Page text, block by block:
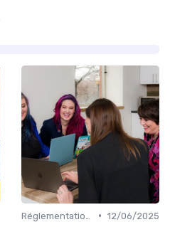
• 12/06/2025